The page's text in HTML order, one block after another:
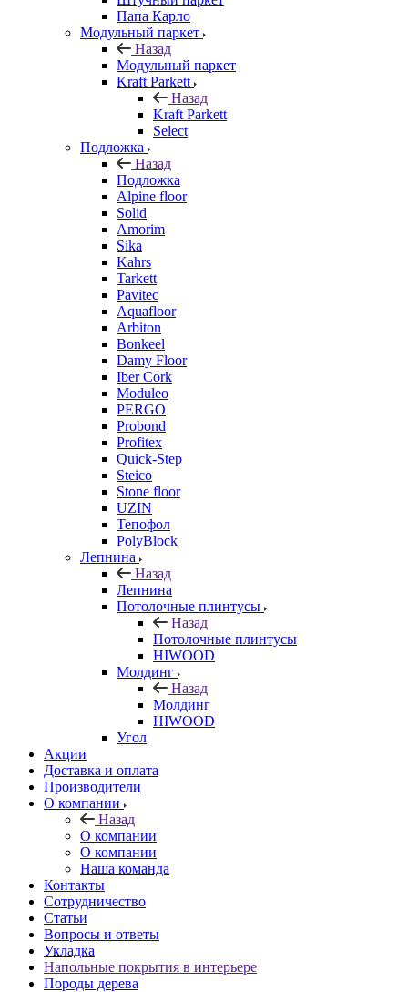
Папа Карло
Модульный паркет
Назад
Модульный паркет
Kraft Parkett
Назад
Kraft Parkett
Select
Подложка
Назад
Подложка
Alpine floor
Solid
Amorim
Sika
Kahrs
Tarkett
Pavitec
Aquafloor
Arbiton
Bonkeel
Damy Floor
Iber Cork
Moduleo
PERGO
Probond
Profitex
Quick-Step
Steico
Stone floor
UZIN
Тепофол
PolyBlock
Лепнина
Назад
Лепнина
Потолочные плинтусы
Назад
Потолочные плинтусы
HIWOOD
Молдинг
Назад
Молдинг
HIWOOD
Угол
Акции
Доставка и оплата
Производители
О компании
Назад
О компании
О компании
Наша команда
Контакты
Сотрудничество
Статьи
Вопросы и ответы
Укладка
Напольные покрытия в интерьере
Породы дерева